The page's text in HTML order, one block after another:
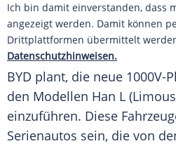
Ich bin damit einverstanden, dass
angezeigt werden. Damit können
Drittplattformen übermittelt
Datenschutzhinweisen.
BYD plant, die neue 1000V-
den Modellen Han L
einzuführen. Diese
Serienautos sein, die von